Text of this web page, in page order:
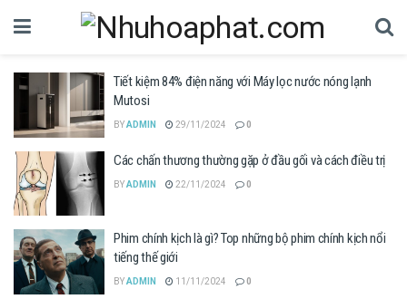
Tiết kiệm 84% điện năng với Máy lọc nước nóng lạnh
Mutosi
BYADMIN 29/11/2024 0
Các chấn thương thường gặp ở đầu gối và cách điều trị
BYADMIN 22/11/2024 0
Phim chính kịch là gì? Top những bộ phim chính kịch nổi
tiếng thế giới
BYADMIN 11/11/2024 0